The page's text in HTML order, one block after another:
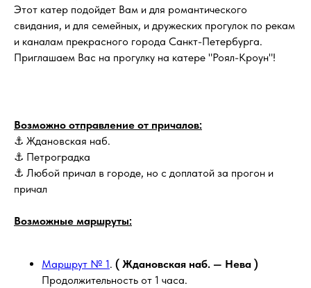
Этот катер подойдет Вам и для романтического
свидания, и для семейных, и дружеских прогулок по рекам
и каналам прекрасного города Санкт-Петербурга.
Приглашаем Вас на прогулку на катере "Роял-Кроун"!
Возможно отправление от причалов:
⚓ Ждановская наб.
⚓ Петроградка
⚓ Любой причал в городе, но с доплатой за прогон и
причал
Возможные маршруты:
Маршрут № 1. ( Ждановская наб. — Нева )
Продолжительность от 1 часа.